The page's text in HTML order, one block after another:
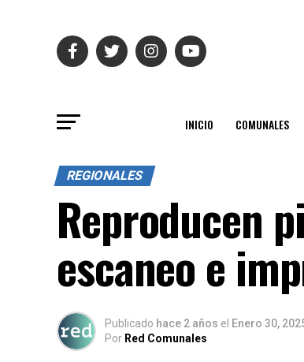
INICIO COMUNALES
REGIONALES
Reproducen
escaneo e
Publicado hace 2 años el Enero 30,
Por Red Comunales